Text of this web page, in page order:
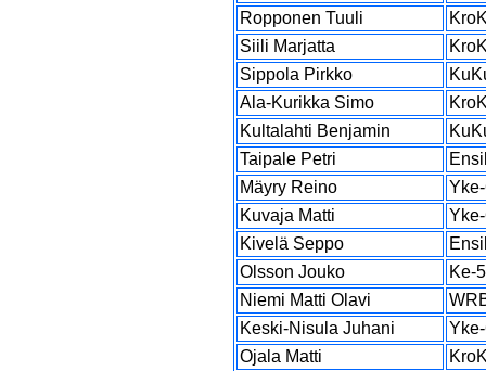
Ropponen Tuuli
Siili Marjatta
Sippola Pirkko
Ala-Kurikka Simo
Kultalahti Benjamin
Taipale Petri
Mäyry Reino
Kuvaja Matti
Kivelä Seppo
Olsson Jouko
Ke-
Niemi Matti Olavi
Keski-Nisula Juhani
Ojala Matti